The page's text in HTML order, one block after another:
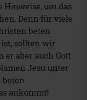
um das
Denn für viele
beten
sollten wir
er aber auch Gott
Jesu unter
beten
ankommt!